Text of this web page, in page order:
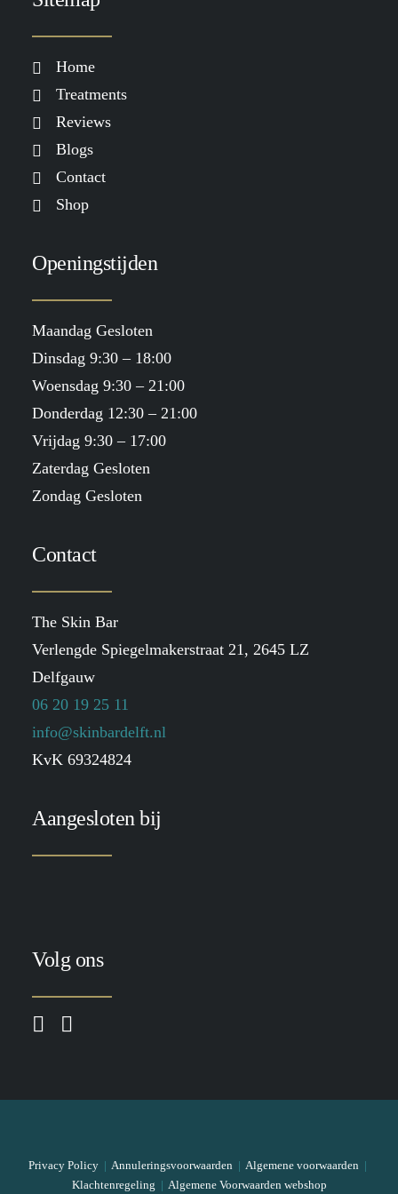
Home
Treatments
Reviews
Blogs
Contact
Shop
Openingstijden
Maandag Gesloten
Dinsdag 9:30 – 18:00
Woensdag 9:30 – 21:00
Donderdag 12:30 – 21:00
Vrijdag 9:30 – 17:00
Zaterdag Gesloten
Zondag Gesloten
Contact
The Skin Bar
Verlengde Spiegelmakerstraat 21, 2645 LZ
Delfgauw
06 20 19 25 11
info@skinbardelft.nl
KvK 69324824
Aangesloten bij
Volg ons
Privacy Policy | Annuleringsvoorwaarden | Algemene voorwaarden |
Klachtenregeling | Algemene Voorwaarden webshop